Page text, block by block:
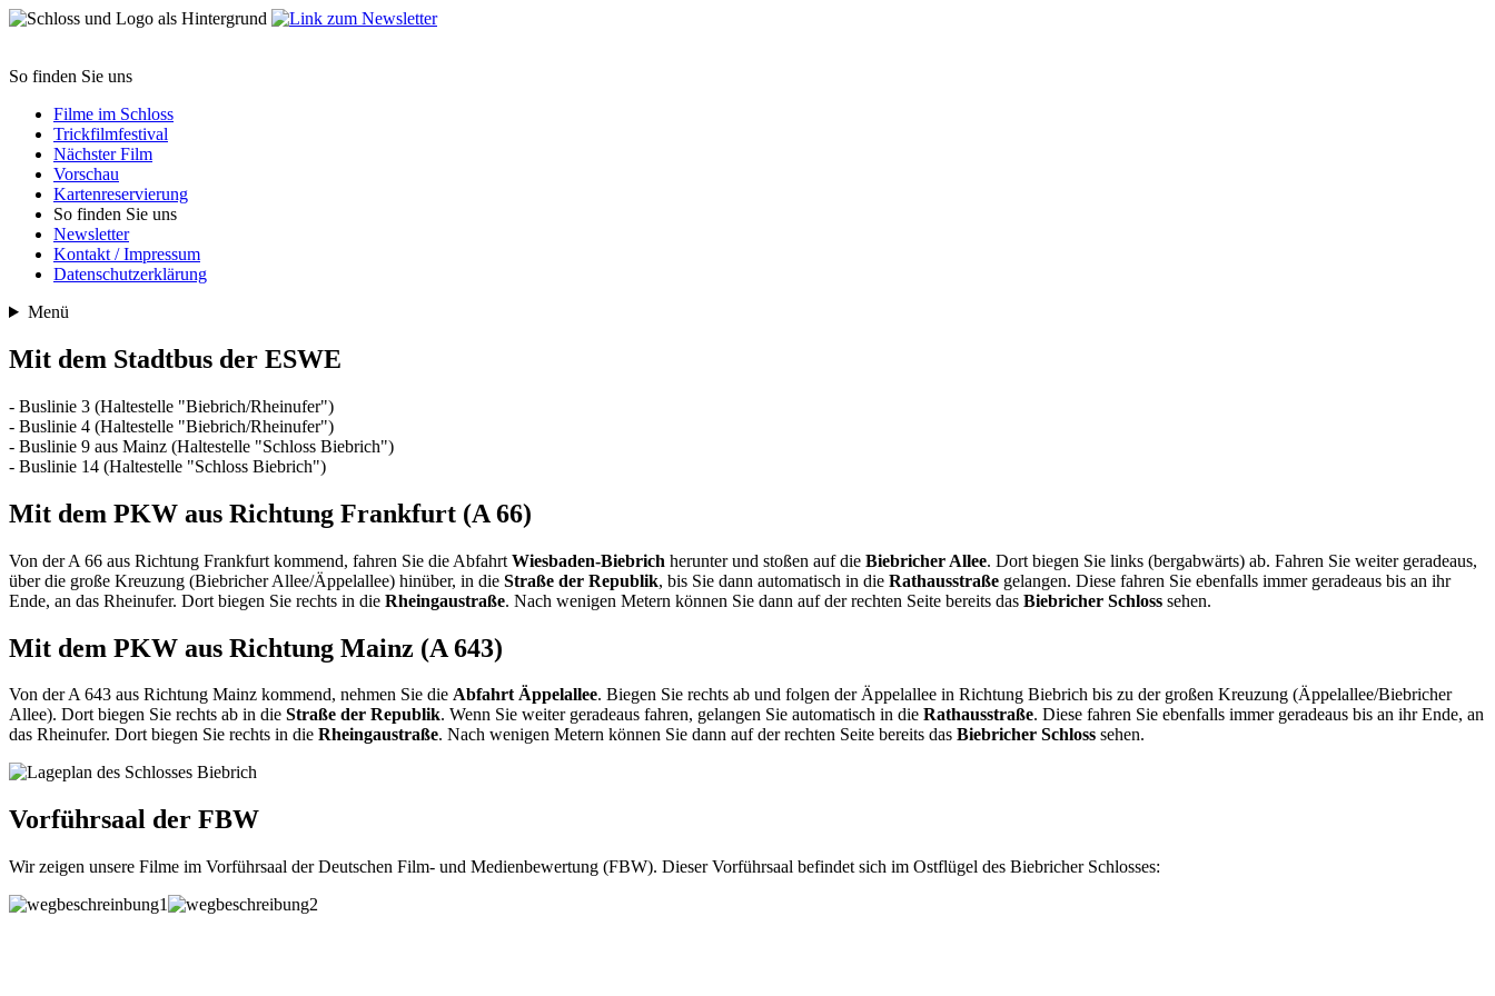
So finden Sie uns
Filme im Schloss
Trickfilmfestival
Nächster Film
Vorschau
Kartenreservierung
So finden Sie uns
Newsletter
Kontakt / Impressum
Datenschutzerklärung
Menü
Mit dem Stadtbus der ESWE
- Buslinie 3 (Haltestelle "Biebrich/Rheinufer")
- Buslinie 4 (Haltestelle "Biebrich/Rheinufer")
- Buslinie 9 aus Mainz (Haltestelle "Schloss Biebrich")
- Buslinie 14 (Haltestelle "Schloss Biebrich")
Mit dem PKW aus Richtung Frankfurt (A 66)
Von der A 66 aus Richtung Frankfurt kommend, fahren Sie die Abfahrt Wiesbaden-Biebrich herunter und stoßen auf die Biebricher Allee. Dort biegen Sie links (bergabwärts) ab. Fahren Sie weiter geradeaus,
über die große Kreuzung (Biebricher Allee/Äppelallee) hinüber, in die Straße der Republik, bis Sie dann automatisch in die Rathausstraße gelangen. Diese fahren Sie ebenfalls immer geradeaus bis an ihr
Ende, an das Rheinufer. Dort biegen Sie rechts in die Rheingaustraße. Nach wenigen Metern können Sie dann auf der rechten Seite bereits das Biebricher Schloss sehen.
Mit dem PKW aus Richtung Mainz (A 643)
Von der A 643 aus Richtung Mainz kommend, nehmen Sie die Abfahrt Äppelallee. Biegen Sie rechts ab und folgen der Äppelallee in Richtung Biebrich bis zu der großen Kreuzung (Äppelallee/Biebricher
Allee). Dort biegen Sie rechts ab in die Straße der Republik. Wenn Sie weiter geradeaus fahren, gelangen Sie automatisch in die Rathausstraße. Diese fahren Sie ebenfalls immer geradeaus bis an ihr Ende, an
das Rheinufer. Dort biegen Sie rechts in die Rheingaustraße. Nach wenigen Metern können Sie dann auf der rechten Seite bereits das Biebricher Schloss sehen.
Vorführsaal der FBW
Wir zeigen unsere Filme im Vorführsaal der Deutschen Film- und Medienbewertung (FBW). Dieser Vorführsaal befindet sich im Ostflügel des Biebricher Schlosses: